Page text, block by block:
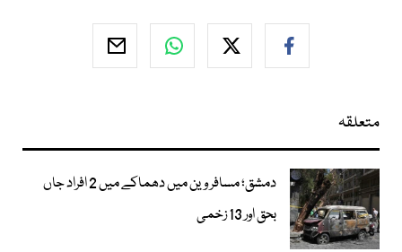
متعلقہ
دمشق؛ مسافر وین میں دھماکے میں 2 افراد جاں
بحق اور 13 زخمی